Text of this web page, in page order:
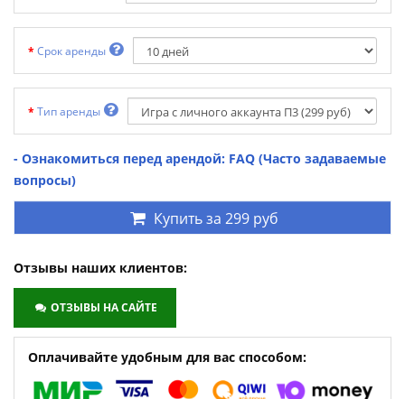
Срок аренды
Тип аренды
- Ознакомиться перед арендой: FAQ (Часто задаваемые
вопросы)
Купить за 299 руб
Отзывы наших клиентов:
ОТЗЫВЫ НА САЙТЕ
Оплачивайте удобным для вас способом: